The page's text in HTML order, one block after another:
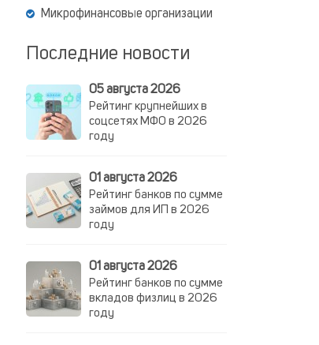
Микрофинансовые организации
Последние новости
05 августа 2026
Рейтинг крупнейших в
соцсетях МФО в 2026
году
01 августа 2026
Рейтинг банков по сумме
займов для ИП в 2026
году
01 августа 2026
Рейтинг банков по сумме
вкладов физлиц в 2026
году